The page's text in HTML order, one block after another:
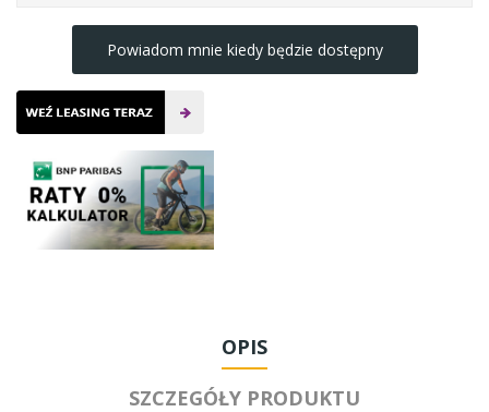
Powiadom mnie kiedy będzie dostępny
OPIS
SZCZEGÓŁY PRODUKTU